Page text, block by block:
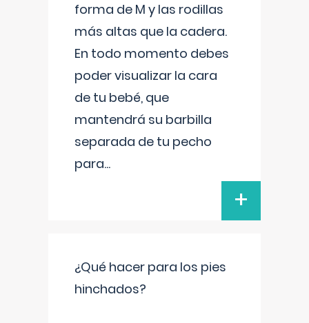
forma de M y las rodillas
más altas que la cadera.
En todo momento debes
poder visualizar la cara
de tu bebé, que
mantendrá su barbilla
separada de tu pecho
para...
+
¿Qué hacer para los pies
hinchados?